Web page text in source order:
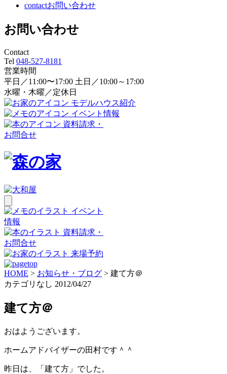
contactお問い合わせ
お問い合わせ
Contact
Tel 048-527-8181
営業時間
平日／11:00〜17:00 土日／10:00～17:00
水曜・木曜／定休日
モデルハウス紹介
イベント情報
資料請求・
お問合せ
イベント
情報
資料請求・
お問合せ
来場予約
HOME > お知らせ・ブログ > 建て方＠
カテゴリなし 2012/04/27
建て方＠
おはようございます。
ホームアドバイザーの田村です＾＾
昨日は、「建て方」でした。